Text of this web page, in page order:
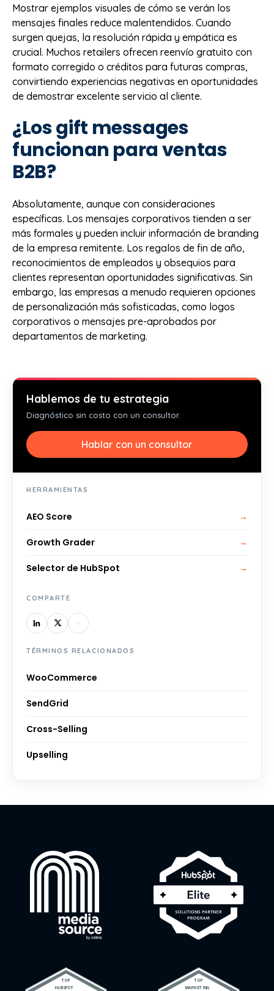
Mostrar ejemplos visuales de cómo se verán los
mensajes finales reduce malentendidos. Cuando
surgen quejas, la resolución rápida y empática es
crucial. Muchos retailers ofrecen reenvío gratuito con
formato corregido o créditos para futuras compras,
convirtiendo experiencias negativas en oportunidades
de demostrar excelente servicio al cliente.
¿Los gift messages
funcionan para ventas
B2B?
Absolutamente, aunque con consideraciones
específicas. Los mensajes corporativos tienden a ser
más formales y pueden incluir información de branding
de la empresa remitente. Los regalos de fin de año,
reconocimientos de empleados y obsequios para
clientes representan oportunidades significativas. Sin
embargo, las empresas a menudo requieren opciones
de personalización más sofisticadas, como logos
corporativos o mensajes pre-aprobados por
departamentos de marketing.
Hablemos de tu estrategia
Diagnóstico sin costo con un consultor.
Hablar con un consultor
HERRAMIENTAS
AEO Score →
Growth Grader →
Selector de HubSpot →
COMPARTE
TÉRMINOS RELACIONADOS
WooCommerce
SendGrid
Cross-Selling
Upselling